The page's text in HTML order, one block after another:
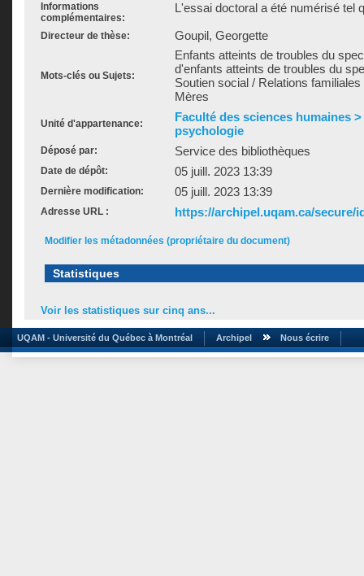
Informations
complémentaires:
L'essai doctoral a été numérisé tel
Directeur de thèse: Goupil, Georgette
Mots-clés ou Sujets:
Enfants atteints de troubles du
d'enfants atteints de troubles du
Soutien social / Relations
Mères
Unité d'appartenance:
Faculté des sciences humaines
psychologie
Déposé par: Service des bibliothèques
Date de dépôt: 05 juill. 2023 13:39
Dernière modification: 05 juill. 2023 13:39
Adresse URL : https://archipel.uqam.ca/secure/
Modifier les métadonnées (propriétaire du document)
Statistiques
Voir les statistiques sur cinq ans...
UQAM - Université du Québec à Montréal Archipel Nous écrire